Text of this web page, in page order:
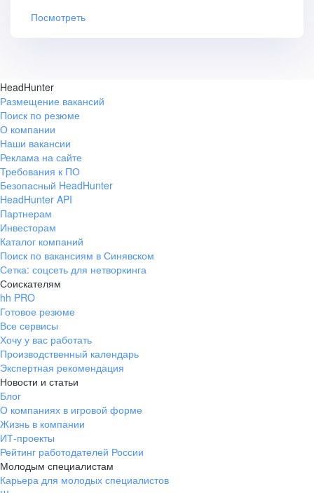
Посмотреть
HeadHunter
Размещение вакансий
Поиск по резюме
О компании
Наши вакансии
Реклама на сайте
Требования к ПО
Безопасный HeadHunter
HeadHunter API
Партнерам
Инвесторам
Каталог компаний
Поиск по вакансиям в Синявском
Сетка: соцсеть для нетворкинга
Соискателям
hh PRO
Готовое резюме
Все сервисы
Хочу у вас работать
Производственный календарь
Экспертная рекомендация
Новости и статьи
Блог
О компаниях в игровой форме
Жизнь в компании
ИТ-проекты
Рейтинг работодателей России
Молодым специалистам
Карьера для молодых специалистов